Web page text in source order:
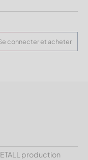
connecter et acheter
production